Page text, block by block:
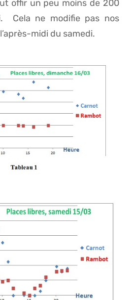
offir un peu moins de 200
Cela ne modifie pas nos
midi du samedi.